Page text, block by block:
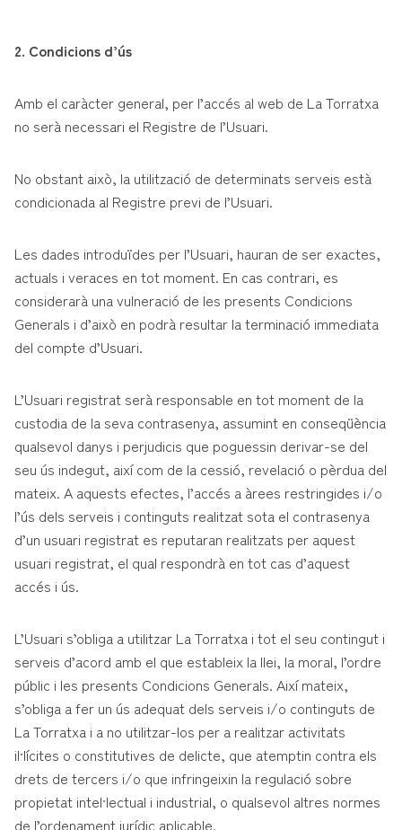
2. Condicions d’ús
Amb el caràcter general, per l’accés al web de La Torratxa
no serà necessari el Registre de l’Usuari.
No obstant això, la utilització de determinats serveis està
condicionada al Registre previ de l’Usuari.
Les dades introduïdes per l’Usuari, hauran de ser exactes,
actuals i veraces en tot moment. En cas contrari, es
considerarà una vulneració de les presents Condicions
Generals i d’això en podrà resultar la terminació immediata
del compte d’Usuari.
L’Usuari registrat serà responsable en tot moment de la
custodia de la seva contrasenya, assumint en conseqüència
qualsevol danys i perjudicis que poguessin derivar-se del
seu ús indegut, així com de la cessió, revelació o pèrdua del
mateix. A aquests efectes, l’accés a àrees restringides i/o
l’ús dels serveis i continguts realitzat sota el contrasenya
d’un usuari registrat es reputaran realitzats per aquest
usuari registrat, el qual respondrà en tot cas d’aquest
accés i ús.
L’Usuari s’obliga a utilitzar La Torratxa i tot el seu contingut i
serveis d’acord amb el que estableix la llei, la moral, l’ordre
públic i les presents Condicions Generals. Així mateix,
s’obliga a fer un ús adequat dels serveis i/o continguts de
La Torratxa i a no utilitzar-los per a realitzar activitats
il·lícites o constitutives de delicte, que atemptin contra els
drets de tercers i/o que infringeixin la regulació sobre
propietat intel·lectual i industrial, o qualsevol altres normes
de l’ordenament jurídic aplicable.